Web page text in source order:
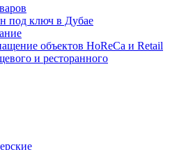
под ключ в Дубае
объектов HoReCa и Retail
и ресторанного